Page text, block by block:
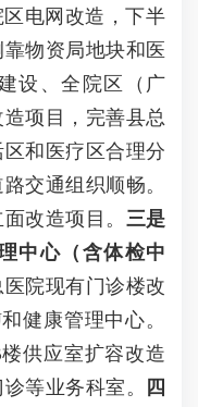
电网改造，下半
物资局地块和医
设、全院区（广
项目，完善县总
和医疗区合理分
交通组织顺畅。
改造项目。 三是
中心（含体检中
院现有门诊楼改
健康管理中心。
供应室扩容改造
等业务科室。
四